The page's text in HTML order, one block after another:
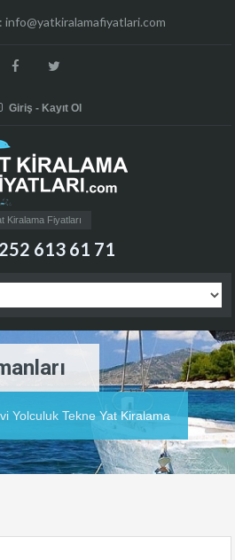
info@yatkiralamafiyatlari.com
Giriş - Kayıt Ol
Kiralama Fiyatları
613 61 71
Yolculuk Tekne Yat Kiralama